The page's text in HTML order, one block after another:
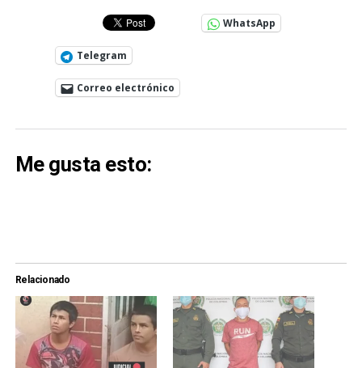
WhatsApp
Telegram
Correo electrónico
Me gusta esto:
Relacionado